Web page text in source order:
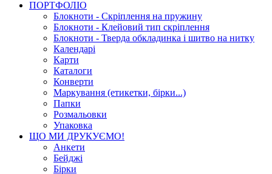
ПОРТФОЛІО
Блокноти - Скріплення на пружину
Блокноти - Клейовий тип скріплення
Блокноти - Тверда обкладинка і шитво на нитку
Календарі
Карти
Каталоги
Конверти
Маркування (етикетки, бірки...)
Папки
Розмальовки
Упаковка
ЩО МИ ДРУКУЄМО!
Анкети
Бейджі
Бірки